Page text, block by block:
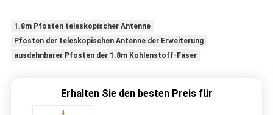
1.8m Pfosten teleskopischer Antenne
Pfosten der teleskopischen Antenne der Erweiterung
ausdehnbarer Pfosten der 1.8m Kohlenstoff-Faser
Erhalten Sie den besten Preis für